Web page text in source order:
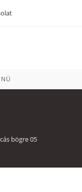
bögre 05